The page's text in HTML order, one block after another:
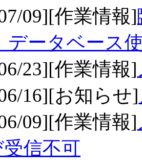
09][作業情報]
データベース
23][作業情報]
16][お知らせ]
09][作業情報]
信不可